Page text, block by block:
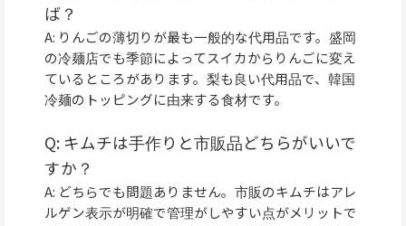
ば？
A: りんごの薄切りが最も一般的な代用品です。盛岡
の冷麺店でも季節によってスイカからりんごに変え
ているところがあります。梨も良い代用品で、韓国
冷麺のトッピングに由来する食材です。
Q: キムチは手作りと市販品どちらがいいで
すか？
A: どちらでも問題ありません。市販のキムチはアレ
ルゲン表示が明確で管理がしやすい点がメリットで